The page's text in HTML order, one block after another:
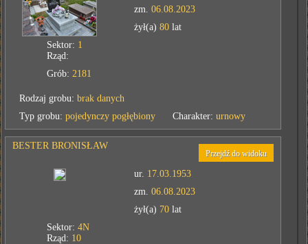
zm.06.08.2023
żył(a)80 lat
Sektor: 1
Rząd:
Grób:2181
Rodzaj grobu:brak danych
Typ grobu:pojedynczy pogłębiony Charakter:urnowy
BESTER BRONISŁAW
Przejdź do widoku
ur. 17.03.1953
zm.06.08.2023
żył(a) 70 lat
Sektor:4N
Rząd: 10